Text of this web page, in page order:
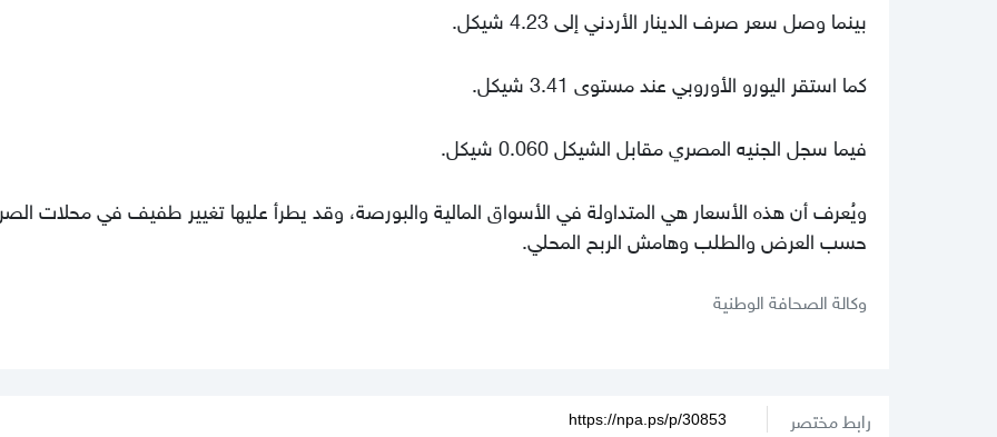
بينما وصل سعر صرف الدينار الأردني إلى 4.23 شيكل.
كما استقر اليورو الأوروبي عند مستوى 3.41 شيكل.
فيما سجل الجنيه المصري مقابل الشيكل 0.060 شيكل.
ويُعرف أن هذه الأسعار هي المتداولة في الأسواق المالية والبورصة، وقد يطرأ عليها تغيير طفيف في محلات
حسب العرض والطلب وهامش الربح المحلي.
وكالة الصحافة الوطنية
رابط مختصر